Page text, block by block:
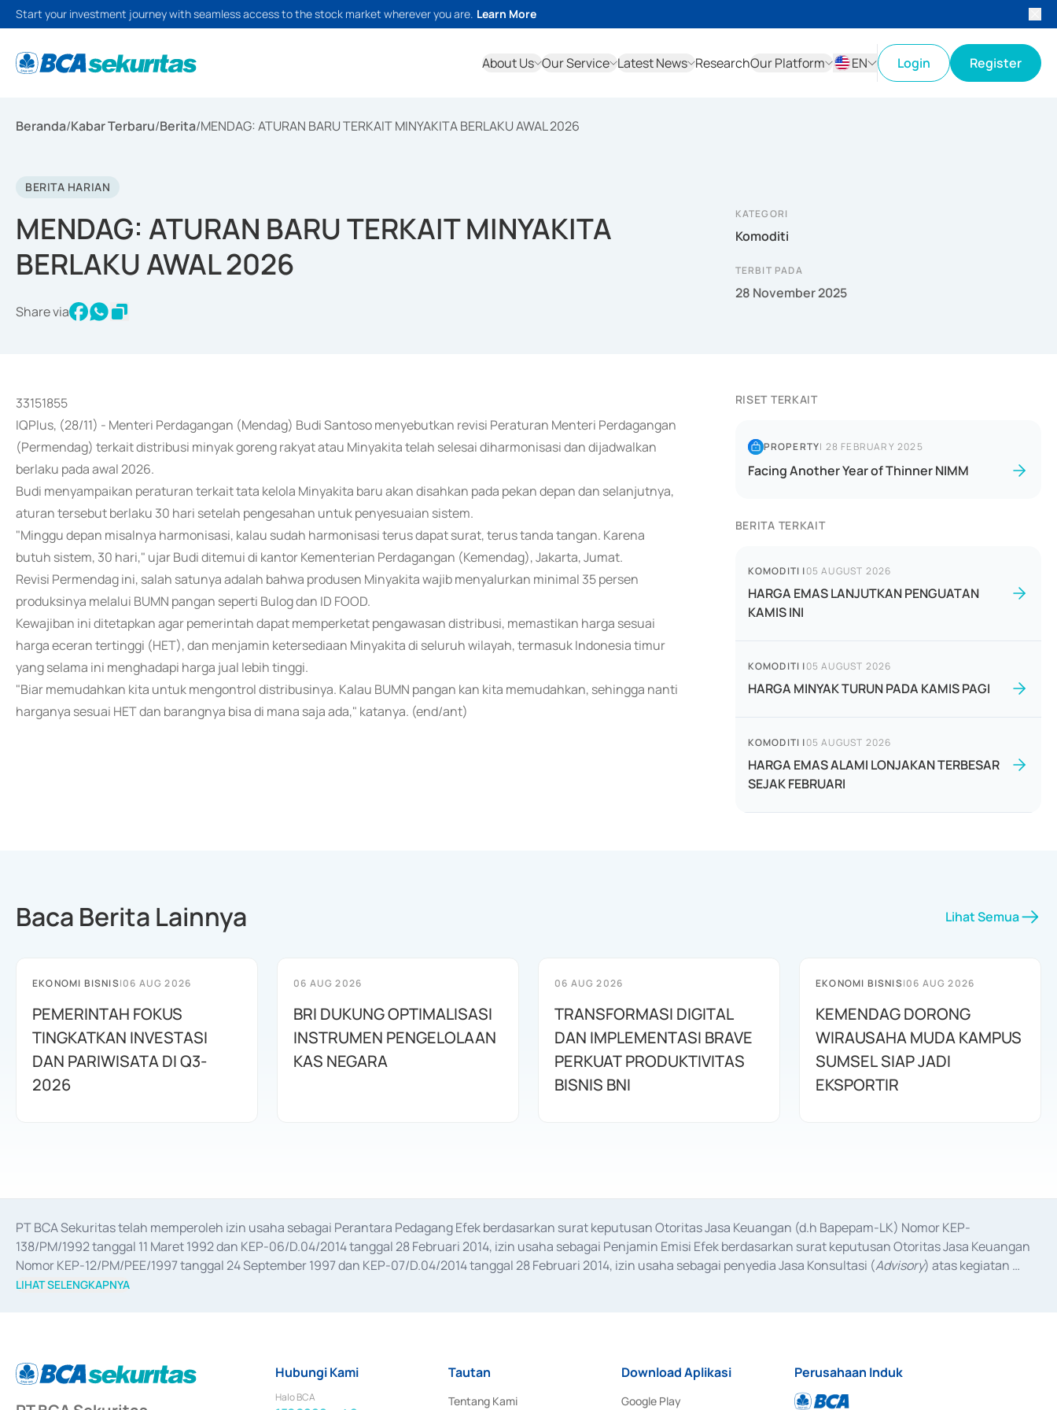
Start your investment journey with seamless access to the stock market wherever you are. Learn More
About Us Our Service Latest News ResearchOur Platform
EN
Login Register
Beranda/Kabar Terbaru/Berita/MENDAG: ATURAN BARU TERKAIT MINYAKITA BERLAKU AWAL 2026
BERITA HARIAN
MENDAG: ATURAN BARU TERKAIT MINYAKITA
BERLAKU AWAL 2026
Share via
KATEGORI
Komoditi
TERBIT PADA
28 November 2025
33151855
IQPlus, (28/11) - Menteri Perdagangan (Mendag) Budi Santoso menyebutkan revisi Peraturan Menteri Perdagangan
(Permendag) terkait distribusi minyak goreng rakyat atau Minyakita telah selesai diharmonisasi dan dijadwalkan
berlaku pada awal 2026.
Budi menyampaikan peraturan terkait tata kelola Minyakita baru akan disahkan pada pekan depan dan selanjutnya,
aturan tersebut berlaku 30 hari setelah pengesahan untuk penyesuaian sistem.
"Minggu depan misalnya harmonisasi, kalau sudah harmonisasi terus dapat surat, terus tanda tangan. Karena
butuh sistem, 30 hari," ujar Budi ditemui di kantor Kementerian Perdagangan (Kemendag), Jakarta, Jumat.
Revisi Permendag ini, salah satunya adalah bahwa produsen Minyakita wajib menyalurkan minimal 35 persen
produksinya melalui BUMN pangan seperti Bulog dan ID FOOD.
Kewajiban ini ditetapkan agar pemerintah dapat memperketat pengawasan distribusi, memastikan harga sesuai
harga eceran tertinggi (HET), dan menjamin ketersediaan Minyakita di seluruh wilayah, termasuk Indonesia timur
yang selama ini menghadapi harga jual lebih tinggi.
"Biar memudahkan kita untuk mengontrol distribusinya. Kalau BUMN pangan kan kita memudahkan, sehingga nanti
harganya sesuai HET dan barangnya bisa di mana saja ada," katanya. (end/ant)
RISET TERKAIT
PROPERTY| 28 FEBRUARY 2025
Facing Another Year of Thinner NIMM
BERITA TERKAIT
KOMODITI |05 AUGUST 2026
HARGA EMAS LANJUTKAN PENGUATAN
KAMIS INI
KOMODITI |05 AUGUST 2026
HARGA MINYAK TURUN PADA KAMIS PAGI
KOMODITI |05 AUGUST 2026
HARGA EMAS ALAMI LONJAKAN TERBESAR
SEJAK FEBRUARI
Baca Berita Lainnya Lihat Semua
EKONOMI BISNIS|06 AUG 2026
PEMERINTAH FOKUS
TINGKATKAN INVESTASI
DAN PARIWISATA DI Q3-
2026
06 AUG 2026
BRI DUKUNG OPTIMALISASI
INSTRUMEN PENGELOLAAN
KAS NEGARA
06 AUG 2026
TRANSFORMASI DIGITAL
DAN IMPLEMENTASI BRAVE
PERKUAT PRODUKTIVITAS
BISNIS BNI
EKONOMI BISNIS|06 AUG 2026
KEMENDAG DORONG
WIRAUSAHA MUDA KAMPUS
SUMSEL SIAP JADI
EKSPORTIR
PT BCA Sekuritas telah memperoleh izin usaha sebagai Perantara Pedagang Efek berdasarkan surat keputusan Otoritas Jasa Keuangan (d.h Bapepam-LK) Nomor KEP-
138/PM/1992 tanggal 11 Maret 1992 dan KEP-06/D.04/2014 tanggal 28 Februari 2014, izin usaha sebagai Penjamin Emisi Efek berdasarkan surat keputusan Otoritas Jasa Keuangan
Nomor KEP-12/PM/PEE/1997 tanggal 24 September 1997 dan KEP-07/D.04/2014 tanggal 28 Februari 2014, izin usaha sebagai penyedia Jasa Konsultasi (Advisory) atas kegiatan
merger, akuisisi, divestasi, dan
LIHAT SELENGKAPNYA
Hubungi Kami
Halo BCA
Tautan
Tentang Kami
Download Aplikasi
Google Play
Perusahaan Induk